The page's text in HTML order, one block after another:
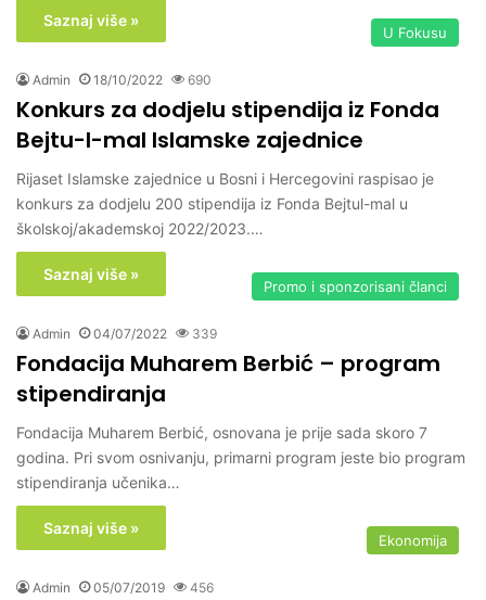
Saznaj više »
U Fokusu
Admin 18/10/2022 690
Konkurs za dodjelu stipendija iz Fonda
Bejtu-l-mal Islamske zajednice
Rijaset Islamske zajednice u Bosni i Hercegovini raspisao je
konkurs za dodjelu 200 stipendija iz Fonda Bejtul-mal u
školskoj/akademskoj 2022/2023.…
Saznaj više »
Promo i sponzorisani članci
Admin 04/07/2022 339
Fondacija Muharem Berbić – program
stipendiranja
Fondacija Muharem Berbić, osnovana je prije sada skoro 7
godina. Pri svom osnivanju, primarni program jeste bio program
stipendiranja učenika…
Saznaj više »
Ekonomija
Admin 05/07/2019 456